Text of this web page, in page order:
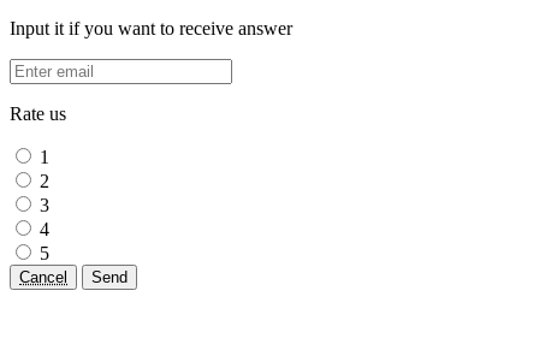
Input it if you want to receive answer
Rate us
1
2
3
4
5
Cancel Send